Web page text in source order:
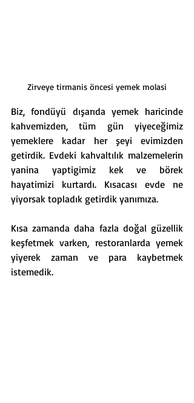
Zirveye tirmanis öncesi yemek molasi
Biz, fondüyü dışarıda yemek haricinde
kahvemizden, tüm gün yiyeceğimiz
yemeklere kadar her şeyi evimizden
getirdik. Evdeki kahvaltılık malzemelerin
yanina yaptigimiz kek ve börek
hayatimizi kurtardı. Kısacası evde ne
yiyorsak topladık getirdik yanımıza.
Kısa zamanda daha fazla doğal güzellik
keşfetmek varken, restoranlarda yemek
yiyerek zaman ve para kaybetmek
istemedik.